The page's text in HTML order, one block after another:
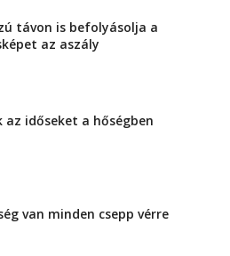
távon is befolyásolja a
az aszály
az időseket a hőségben
van minden csepp vérre